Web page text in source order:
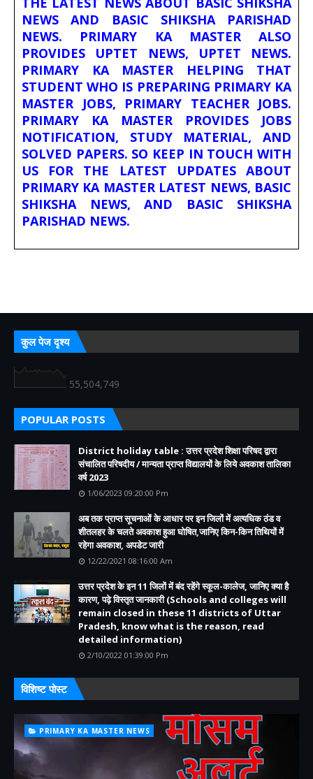
NEWS AND BASIC SHIKSHA PARISHAD
NEWS. PRIMARY KA MASTER ALSO
PROVIDES UPTET NEWS, UPTET NEWS.
PRIMARY KA MASTER HELPING THAT
STUDENT WHO IS PREPARING PRIMARY KA
MASTER JOBS, PRIMARY TEACHER JOBS.
PRIMARY KA MASTER PROVIDES JOBS
NOTIFICATION, STUDY MATERIAL, AND
SOLVED PAPERS. SO KEEP IN TOUCH WITH
US FOR THE LATEST UPDATES ABOUT
PRIMARY KA MASTER LATEST NEWS, BASIC
SHIKSHA NEWS, AND BASIC SHIKSHA
PARISHAD NEWS.
कुल पेज दृश्य
55,504,749
POPULAR POSTS
District holiday table : उत्तर प्रदेश शिक्षा परिषद द्वारा
संचालित परिषदीय / मान्यता प्राप्त विद्यालयों के लिये अवकाश तालिका
वर्ष 2023
1/06/2023 09:20:00 Pm
अब तक प्राप्त सूचनाओं के आधार पर इन जिलों में अत्यधिक ठंड व
शीतलहर के चलते अवकाश हुआ घोषित,जानिए किन-किन तिथियों में
रहेगा अवकाश, अपडेट जारी
12/22/2021 08:16:00 Am
उत्तर प्रदेश के इन 11 जिलों में बंद रहेंगे स्कूल-कालेज, जानिए क्या है
कारण, पढ़े विस्तृत जानकारी (Schools and colleges will
remain closed in these 11 districts of Uttar
Pradesh, know what is the reason, read
detailed information)
2/10/2022 01:39:00 Pm
विशिष्ट पोस्ट
PRIMARY KA MASTER NEWS